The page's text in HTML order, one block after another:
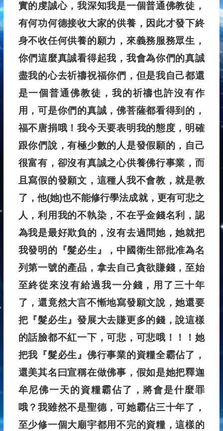
實的虔誠心，我深知我是一個普通佛教徒，
有何功何德接收大家的供養，因此才發下終
身不收任何供養的願力，來義務服務眾生，
你們這麼真誠看得起我，我會為你們的真誠
盡我的心去祈禱祝福你們，但是我自己都還
是一個普通佛教徒，我的祈禱也許沒有作
用，可是你們的真誠，佛菩薩都看得到的，
福不唐捐哦！我今天要表明我的態度，明確
跟你們說，有極少數的人是發假願的，自己
很富有，卻沒有真誠之心供養佛行事業，而
且寫假的發願文，這種人我不會教，就是教
了，他(她)也不能修行學法成就，更有可悲之
人，利用我的不執染，不在乎金錢名利，認
為我是最好欺負的，沒有去過問她，她就把
我發明的『髮必生』，中國衛生部批准為名
列第一號的產品，拿去自己貪欲賺錢，至始
至終從來沒有給過我一分錢，用了三十年
了，還竟然大言不慚地寫發願文說，她還要
把『髮必生』發展大去賺更多的錢，說這樣
的話臉都不紅一下，可悲，可悲哦！！！她
把我『髮必生』佛行事業的資糧全霸佔了，
還美其名曰宣稱在做佛事，假如是她把釋迦
牟尼佛一天的資糧霸佔了，將會是什麼罪
哦？我雖然不是聖德，可她霸佔三十年了，
至少修一個大廟宇都用不完的資糧，這樣的